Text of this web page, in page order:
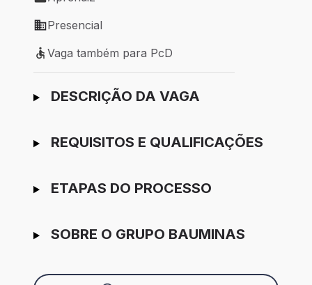
Tipo de vaga: Aprendiz
Modelo de trabalho: Presencial
Presencial
Vaga também para PcD
Vaga também para PcD
Ir para candidatura
DESCRIÇÃO DA VAGA
REQUISITOS E QUALIFICAÇÕES
ETAPAS DO PROCESSO
SOBRE O GRUPO BAUMINAS